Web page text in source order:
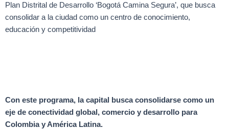
Plan Distrital de Desarrollo ‘Bogotá Camina Segura’, que busca
consolidar a la ciudad como un centro de conocimiento,
educación y competitividad
Con este programa, la capital busca consolidarse como un
eje de conectividad global, comercio y desarrollo para
Colombia y América Latina.